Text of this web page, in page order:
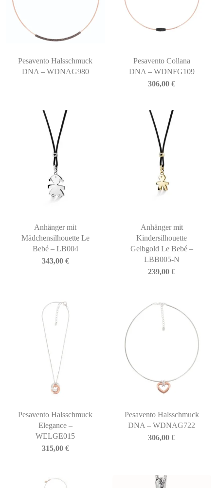
Pesavento Halsschmuck
DNA – WDNAG980
Pesavento Collana
DNA – WDNFG109
306,00€
Anhänger mit
Mädchensilhouette Le
Bebé – LB004
343,00 €
Anhänger mit
Kindersilhouette
Gelbgold Le Bebé –
LBB005-N
239,00€
Pesavento Halsschmuck
Elegance –
WELGE015
315,00 €
Pesavento Halsschmuck
DNA – WDNAG722
306,00€